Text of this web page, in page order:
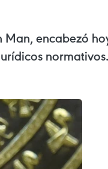
encabezó
normativos.